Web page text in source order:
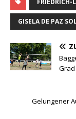
GISELA DE PAZ
Grad
Gelungener